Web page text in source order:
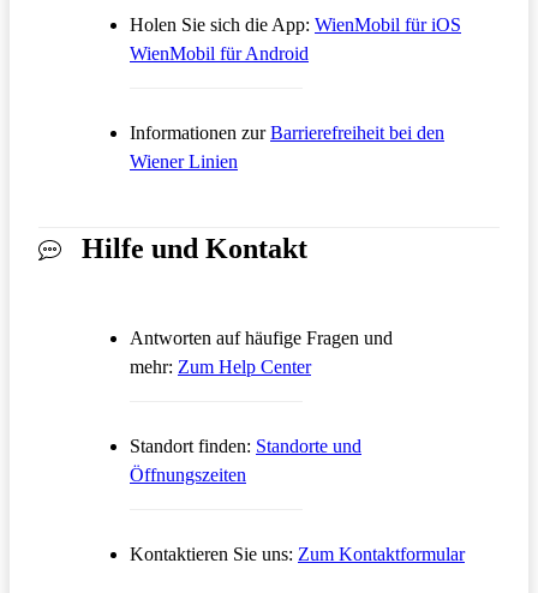
Holen Sie sich die App: WienMobil für iOS
WienMobil für Android
Informationen zurBarrierefreiheit bei den
Wiener Linien
Hilfe und Kontakt
Antworten auf häufige Fragen und
mehr: Zum Help CenterÖffnet in einem neuen Tab
Standort finden: Standorte und
Öffnungszeiten
Kontaktieren Sie uns: Zum KontaktformularÖffnet in